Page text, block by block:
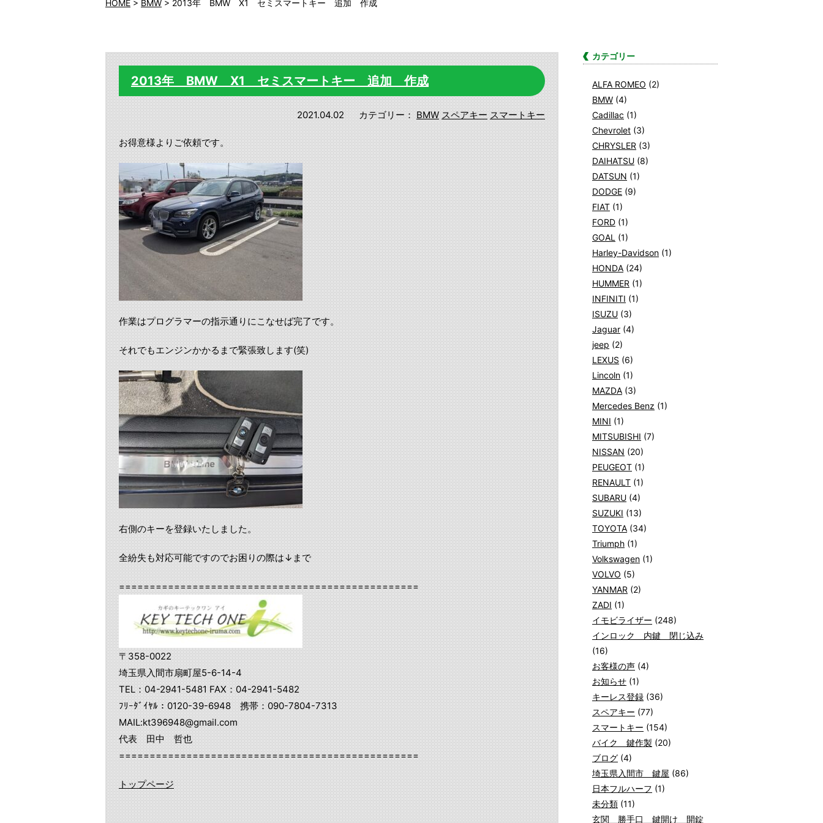
HOME > BMW > 2013年 BMW X1 セミスマートキー 追加 作成
2013年 BMW X1 セミスマートキー 追加 作成
2021.04.02 カテゴリー： BMW スペアキー スマートキー
お得意様よりご依頼です。
作業はプログラマーの指示通りにこなせば完了です。
それでもエンジンかかるまで緊張致します(笑)
右側のキーを登録いたしました。
全紛失も対応可能ですのでお困りの際は↓まで
=================================================
〒358-0022
埼玉県入間市扇町屋5-6-14-4
TEL：04-2941-5481 FAX：04-2941-5482
ﾌﾘｰﾀﾞｲﾔﾙ：0120-39-6948 携帯：090-7804-7313
MAIL:kt396948@gmail.com
代表 田中 哲也
=================================================
トップページ
カテゴリー
ALFA ROMEO (2)
BMW (4)
Cadillac (1)
Chevrolet (3)
CHRYSLER (3)
DAIHATSU (8)
DATSUN (1)
DODGE (9)
FIAT (1)
FORD (1)
GOAL (1)
Harley-Davidson (1)
HONDA (24)
HUMMER (1)
INFINITI (1)
ISUZU (3)
Jaguar (4)
jeep (2)
LEXUS (6)
Lincoln (1)
MAZDA (3)
Mercedes Benz (1)
MINI (1)
MITSUBISHI (7)
NISSAN (20)
PEUGEOT (1)
RENAULT (1)
SUBARU (4)
SUZUKI (13)
TOYOTA (34)
Triumph (1)
Volkswagen (1)
VOLVO (5)
YANMAR (2)
ZADI (1)
イモビライザー (248)
インロック 内鍵 閉じ込み
(16)
お客様の声 (4)
お知らせ (1)
キーレス登録 (36)
スペアキー (77)
スマートキー (154)
バイク 鍵作製 (20)
ブログ (4)
埼玉県入間市 鍵屋 (86)
日本フルハーフ (1)
未分類 (11)
玄関 勝手口 鍵開け 開錠